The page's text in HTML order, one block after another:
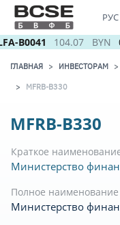
B0041 104.07 BYN
ГЛАВНАЯ ИНВЕСТОРАМ
MFRB-B330
MFRB-B330
Краткое
Министерство
Полное наименование
Министерство